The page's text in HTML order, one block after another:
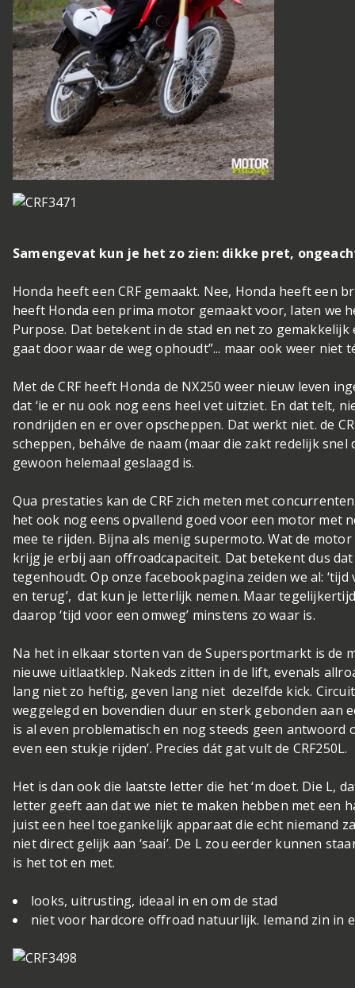
Samengevat kun je het zo zien: dikke pret,
Honda heeft een CRF gemaakt. Nee, Honda heeft een
heeft Honda een prima motor gemaakt voor, laten we
Purpose. Dat betekent in de stad en net zo gemakkelijk
gaat door waar de weg ophoudt”... maar ook weer niet
Met de CRF heeft Honda de NX250 weer nieuw leven
dat ‘ie er nu ook nog eens heel vet uitziet. En dat telt,
rondrijden en er over opscheppen. Dat werkt niet. de
scheppen, behálve de naam (maar die zakt redelijk
gewoon helemaal geslaagd is.
Qua prestaties kan de CRF zich meten met
het ook nog eens opvallend goed voor een motor met
mee te rijden. Bijna als menig supermoto. Wat de
krijg je erbij aan offroadcapaciteit. Dat betekent dus
tegenhoudt. Op onze facebookpagina zeiden we al:
en terug’, dat kun je letterlijk nemen. Maar
daarop ‘tijd voor een omweg’ minstens zo waar is.
Na het in elkaar storten van de Supersportmarkt is de
nieuwe uitlaatklep. Nakeds zitten in de lift, evenals
lang niet zo heftig, geven lang niet dezelfde kick.
weggelegd en bovendien duur en sterk gebonden aan
is al even problematisch en nog steeds geen antwoord
even een stukje rijden’. Precies dát gat vult de CRF250L.
Het is dan ook die laatste letter die het ‘m doet. Die L,
letter geeft aan dat we niet te maken hebben met een
juist een heel toegankelijk apparaat die echt niemand
niet direct gelijk aan ‘saai’. De L zou eerder kunnen
is het tot en met.
looks, uitrusting, ideaal in en om de stad
niet voor hardcore offroad natuurlijk. Iemand zin in